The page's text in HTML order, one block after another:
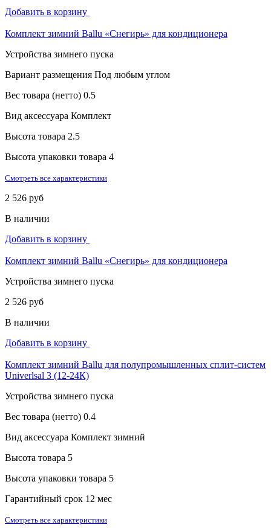
Добавить в корзину
Комплект зимний Ballu «Снегирь» для кондиционера
Устройства зимнего пуска
Вариант размещения Под любым углом
Вес товара (нетто) 0.5
Вид аксессуара Комплект
Высота товара 2.5
Высота упаковки товара 4
Смотреть все характеристики
2 526 руб
В наличии
Добавить в корзину
Комплект зимний Ballu «Снегирь» для кондиционера
Устройства зимнего пуска
2 526 руб
В наличии
Добавить в корзину
Комплект зимний Ballu для полупромышленных сплит-систем
Univerlsal 3 (12-24К)
Устройства зимнего пуска
Вес товара (нетто) 0.4
Вид аксессуара Комплект зимний
Высота товара 5
Высота упаковки товара 5
Гарантийный срок 12 мес
Смотреть все характеристики